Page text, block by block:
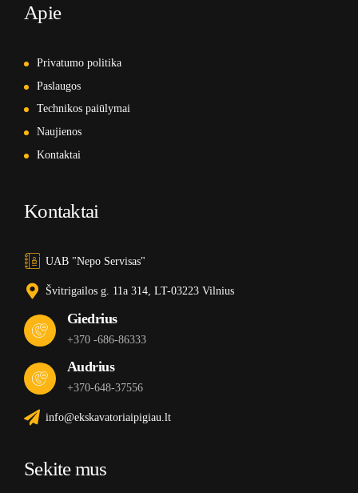
Apie
Privatumo politika
Paslaugos
Technikos paiūlymai
Naujienos
Kontaktai
Kontaktai
UAB "Nepo Servisas"
Švitrigailos g. 11a 314, LT-03223 Vilnius
Giedrius
+370 -686-86333
Audrius
+370-648-37556
info@ekskavatoriaipigiau.lt
Sekite mus